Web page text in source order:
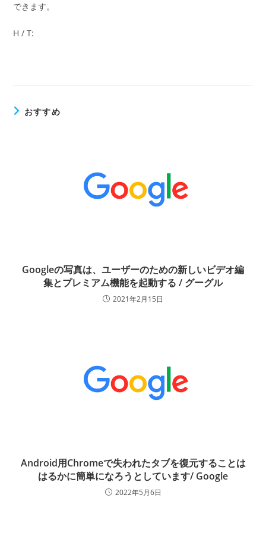
できます。
H / T:
おすすめ
Googleの写真は、ユーザーのための新しいビデオ編
集とプレミアム機能を起動する / グーグル
2021年2月15日
Android用Chromeで失われたタブを復元することは
はるかに簡単になろうとしています/ Google
2022年5月6日